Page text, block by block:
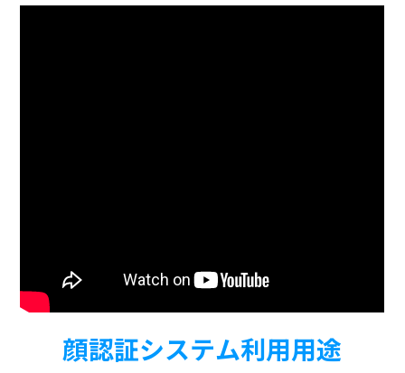
顔認証システム利用用途